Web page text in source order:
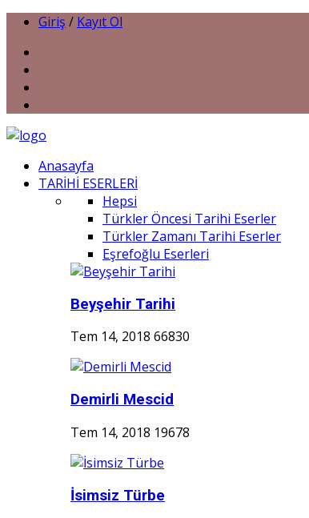
Giriş / Kayıt Ol
Anasayfa
TARİHİ ESERLERİ
Hepsi
Türkler Öncesi Tarihi Eserler
Türkler Zamanı Tarihi Eserler
Eşrefoğlu Eserleri
Beyşehir Tarihi
Tem 14, 2018 66830
Demirli Mescid
Tem 14, 2018 19678
İsimsiz Türbe